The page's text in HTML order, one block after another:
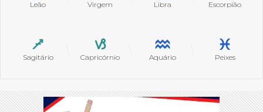
Leão Virgem Libra Escorpião
Sagitário Capricórnio Aquário Peixes